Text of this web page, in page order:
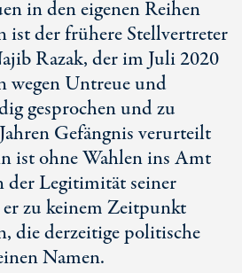
in den eigenen Reihen
der frühere Stellvertreter
Razak, der im Juli 2020
wegen Untreue und
gesprochen und zu
Gefängnis verurteilt
ist ohne Wahlen ins Amt
der Legitimität seiner
zu keinem Zeitpunkt
die derzeitige politische
Namen.